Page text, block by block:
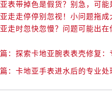
表带掉色是假货？别急，可能
走走停停别忽视！小问题拖成
走时忽快忽慢？问题可能出在
： 探索卡地亚腕表表壳修复
： 卡地亚手表进水后的专业